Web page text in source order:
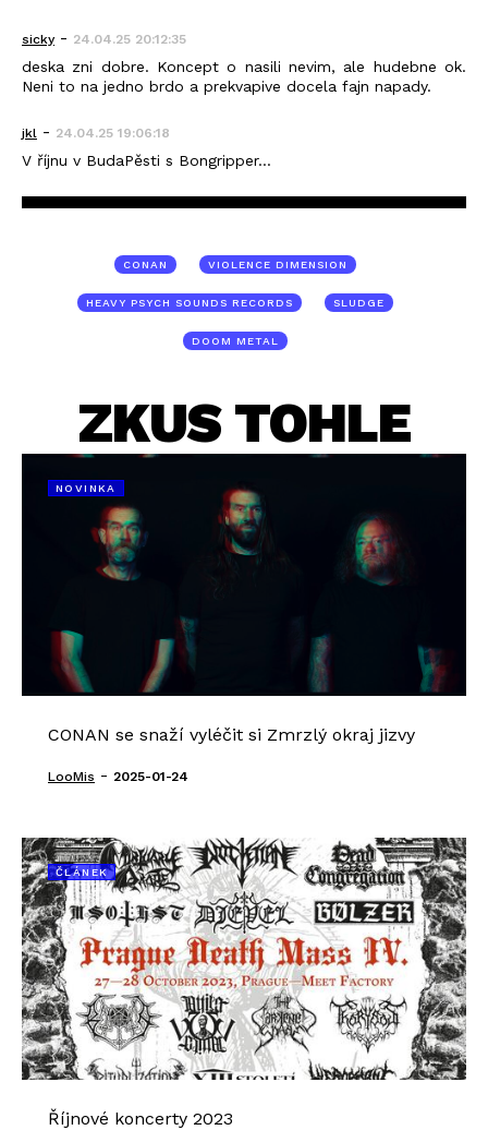
sicky - 24.04.25 20:12:35
deska zni dobre. Koncept o nasili nevim, ale hudebne ok.
Neni to na jedno brdo a prekvapive docela fajn napady.
jkl - 24.04.25 19:06:18
V říjnu v BudaPěsti s Bongripper...
CONAN VIOLENCE DIMENSION
HEAVY PSYCH SOUNDS RECORDS SLUDGE
DOOM METAL
ZKUS TOHLE
NOVINKA
CONAN se snaží vyléčit si Zmrzlý okraj jizvy
LooMis - 2025-01-24
ČLÁNEK
Říjnové koncerty 2023